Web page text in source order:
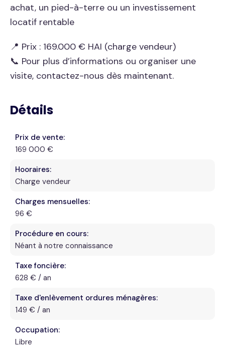
achat, un pied-à-terre ou un investissement
locatif rentable
📍 Prix : 169.000 € HAI (charge vendeur)
📞 Pour plus d’informations ou organiser une
visite, contactez-nous dès maintenant.
Détails
Prix de vente:
169 000 €
Hooraires:
Charge vendeur
Charges mensuelles:
96 €
Procédure en cours:
Néant à notre connaissance
Taxe foncière:
628 € / an
Taxe d'enlèvement ordures ménagères:
149 € / an
Occupation:
Libre